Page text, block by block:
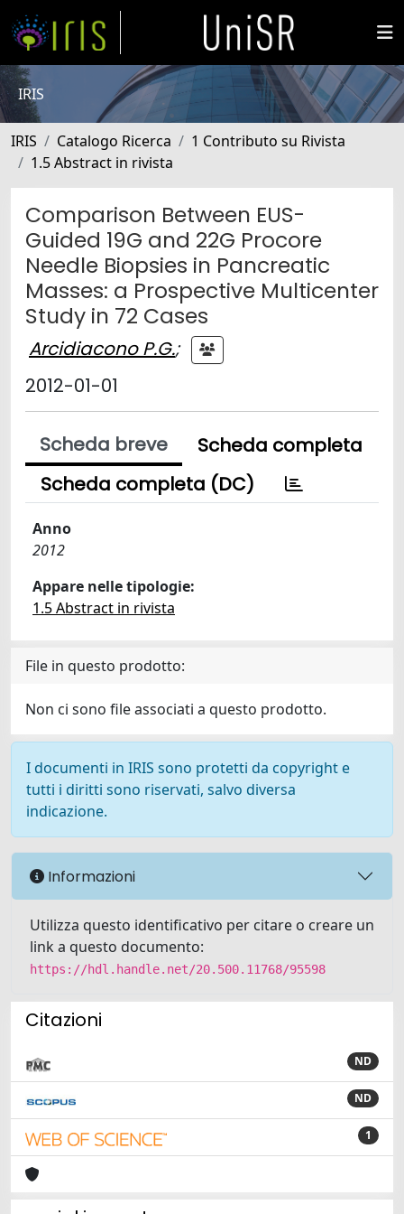
IRIS
IRIS Catalogo Ricerca
1 Contributo su Rivista
1.5 Abstract in rivista
Comparison Between EUS-
Guided 19G and 22G Procore
Needle Biopsies in Pancreatic
Masses: a Prospective Multicenter
Study in 72 Cases
Arcidiacono P.G.;
2012-01-01
Scheda breve
Scheda completa
Scheda completa (DC)
Anno
2012
Appare nelle tipologie:
1.5 Abstract in rivista
File in questo prodotto:
Non ci sono file associati a questo prodotto.
I documenti in IRIS sono protetti da copyright e
tutti i diritti sono riservati, salvo diversa
indicazione.
Informazioni
Utilizza questo identificativo per citare o creare un
link a questo documento:
https://hdl.handle.net/20.500.11768/95598
Citazioni
ND
ND
1